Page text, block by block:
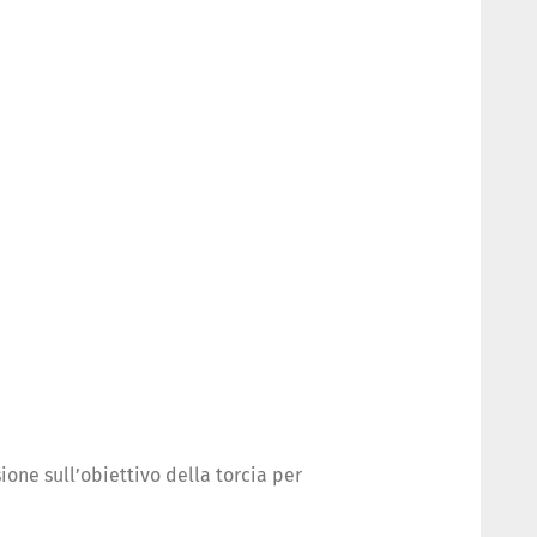
sull’obiettivo della torcia per